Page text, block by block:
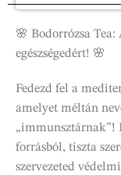
🌸 Bodorrózsa
egészségedért! 🌸
Fedezd fel a
amelyet méltán
„immunsztárnak”!
forrásból, tiszta
szervezeted